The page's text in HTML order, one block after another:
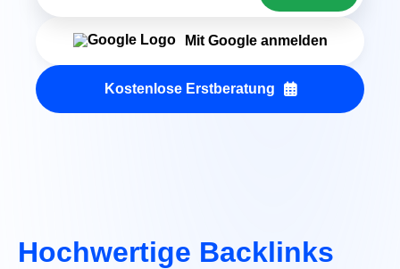
Mit Google anmelden
Kostenlose Erstberatung
Hochwertige Backlinks